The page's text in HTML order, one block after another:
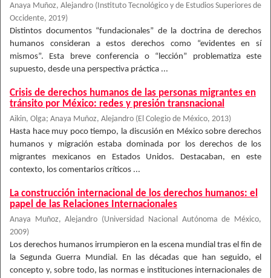
Anaya Muñoz, Alejandro ( Instituto Tecnológico y de Estudios Superiores de
Occidente, 2019)
Distintos documentos “fundacionales” de la doctrina de derechos
humanos consideran a estos derechos como “evidentes en sí
mismos”. Esta breve conferencia o “lección” problematiza este
supuesto, desde una perspectiva práctica ...
Crisis de derechos humanos de las personas migrantes en
tránsito por México: redes y presión transnacional
Aikin, Olga; Anaya Muñoz, Alejandro ( El Colegio de México, 2013)
Hasta hace muy poco tiempo, la discusión en México sobre derechos
humanos y migración estaba dominada por los derechos de los
migrantes mexicanos en Estados Unidos. Destacaban, en este
contexto, los comentarios críticos ...
La construcción internacional de los derechos humanos: el
papel de las Relaciones Internacionales
Anaya Muñoz, Alejandro (Universidad Nacional Autónoma de México,
2009)
Los derechos humanos irrumpieron en la escena mundial tras el fin de
la Segunda Guerra Mundial. En las décadas que han seguido, el
concepto y, sobre todo, las normas e instituciones internacionales de